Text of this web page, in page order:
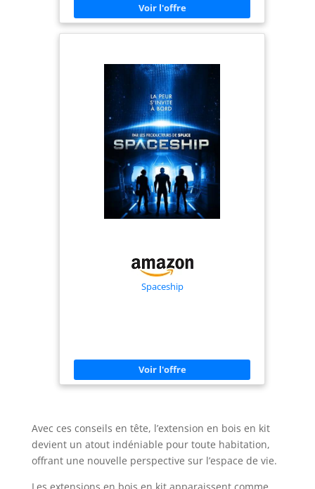
Spaceship
Avec ces conseils en tête, l’extension en bois en kit
devient un atout indéniable pour toute habitation,
offrant une nouvelle perspective sur l’espace de vie.